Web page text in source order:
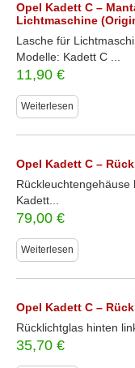
Opel Kadett C –
Lichtmaschine
Lasche für
Modelle: Kadett C ...
11,90 €
Weiterlesen
Opel Kadett C –
Rückleuchtengehäuse
Kadett...
79,00 €
Weiterlesen
Opel Kadett C –
Rücklichtglas hinten
35,70 €